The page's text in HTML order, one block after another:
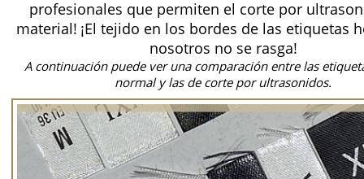
profesionales que permiten el corte por
material! ¡El tejido en los bordes de las etiquetas
nosotros no se rasga!
A continuación puede ver una comparación entre las
normal y las de corte por ultrasonidos.